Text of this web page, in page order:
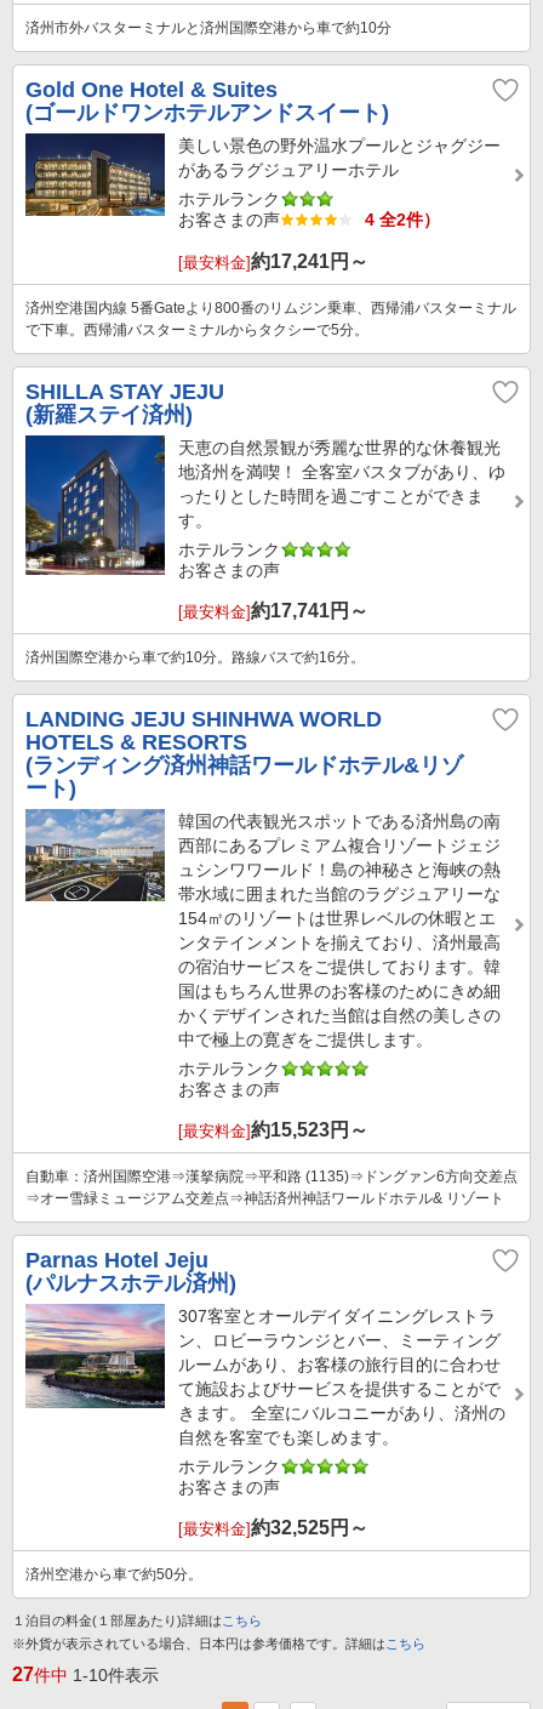
済州市外バスターミナルと済州国際空港から車で約10分
Gold One Hotel & Suites
(ゴールドワンホテルアンドスイート)
美しい景色の野外温水プールとジャグジー
があるラグジュアリーホテル
ホテルランク
お客さまの声
4 全2件）
[最安料金]約17,241円～
済州空港国内線 5番Gateより800番のリムジン乗車、西帰浦バスターミナル
で下車。西帰浦バスターミナルからタクシーで5分。
SHILLA STAY JEJU
(新羅ステイ済州)
天恵の自然景観が秀麗な世界的な休養観光
地済州を満喫！ 全客室バスタブがあり、ゆ
ったりとした時間を過ごすことができま
す。
ホテルランク
お客さまの声
[最安料金]約17,741円～
済州国際空港から車で約10分。路線バスで約16分。
LANDING JEJU SHINHWA WORLD
HOTELS & RESORTS
(ランディング済州神話ワールドホテル&リゾ
ート)
韓国の代表観光スポットである済州島の南
西部にあるプレミアム複合リゾートジェジ
ュシンワワールド！島の神秘さと海峡の熱
帯水域に囲まれた当館のラグジュアリーな
154㎡のリゾートは世界レベルの休暇とエ
ンタテインメントを揃えており、済州最高
の宿泊サービスをご提供しております。韓
国はもちろん世界のお客様のためにきめ細
かくデザインされた当館は自然の美しさの
中で極上の寛ぎをご提供します。
ホテルランク
お客さまの声
[最安料金]約15,523円～
自動車：済州国際空港⇒漢拏病院⇒平和路 (1135)⇒ドングァン6方向交差点
⇒オー雪緑ミュージアム交差点⇒神話済州神話ワールドホテル& リゾート
Parnas Hotel Jeju
(パルナスホテル済州)
307客室とオールデイダイニングレストラ
ン、ロビーラウンジとバー、ミーティング
ルームがあり、お客様の旅行目的に合わせ
て施設およびサービスを提供することがで
きます。 全室にバルコニーがあり、済州の
自然を客室でも楽しめます。
ホテルランク
お客さまの声
[最安料金]約32,525円～
済州空港から車で約50分。
１泊目の料金(１部屋あたり)詳細は こちら
※外貨が表示されている場合、日本円は参考価格です。詳細は こちら
27件中 1-10件表示